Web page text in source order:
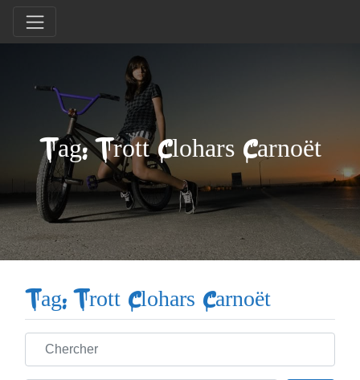
Tag: Trott Clohars Carnoët
Tag: Trott Clohars Carnoët
Chercher